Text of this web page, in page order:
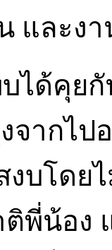
และง
ได้คุย
จากไป
งบโดย
พี่น้อง